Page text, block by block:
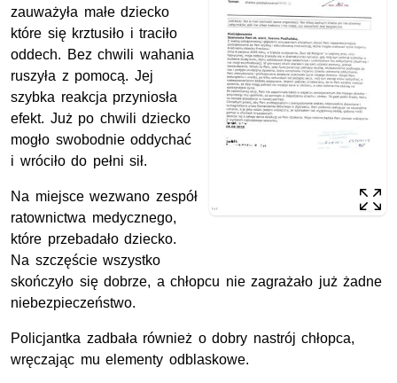
zauważyła małe dziecko
które się krztusiło i traciło
oddech. Bez chwili wahania
ruszyła z pomocą. Jej
szybka reakcja przyniosła
efekt. Już po chwili dziecko
mogło swobodnie oddychać
i wróciło do pełni sił.
Na miejsce wezwano zespół
ratownictwa medycznego,
które przebadało dziecko.
Na szczęście wszystko
skończyło się dobrze, a chłopcu nie zagrażało już żadne
niebezpieczeństwo.
Policjantka zadbała również o dobry nastrój chłopca,
wręczając mu elementy odblaskowe.